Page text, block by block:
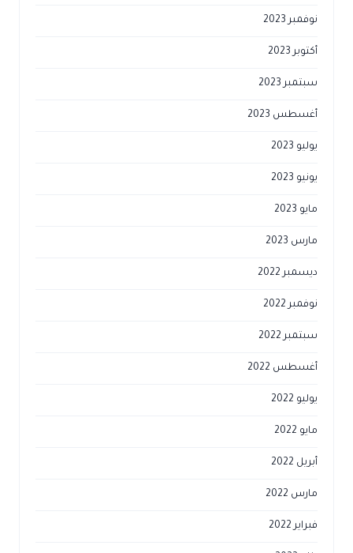
نوفمبر 2023
أكتوبر 2023
سبتمبر 2023
أغسطس 2023
يوليو 2023
يونيو 2023
مايو 2023
مارس 2023
ديسمبر 2022
نوفمبر 2022
سبتمبر 2022
أغسطس 2022
يوليو 2022
مايو 2022
أبريل 2022
مارس 2022
فبراير 2022